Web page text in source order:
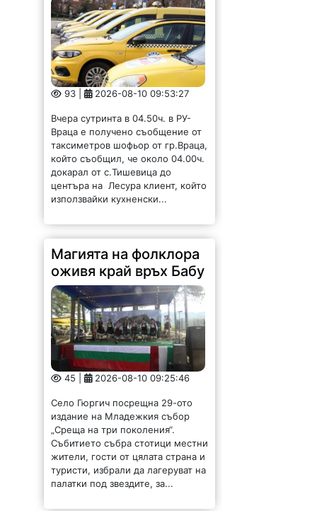
93 | 2026-08-10 09:53:27
Вчера сутринта в 04.50ч. в РУ-
Враца е получено съобщение от
таксиметров шофьор от гр.Враца,
който съобщил, че около 04.00ч.
докарал от с.Тишевица до
центъра на Лесура клиент, който
използвайки кухненски...
Магията на фолклора
оживя край връх Бабу
45 | 2026-08-10 09:25:46
Село Гюргич посрещна 29-ото
издание на Младежкия събор
„Среща на три поколения“.
Събитието събра стотици местни
жители, гости от цялата страна и
туристи, избрали да лагеруват на
палатки под звездите, за...